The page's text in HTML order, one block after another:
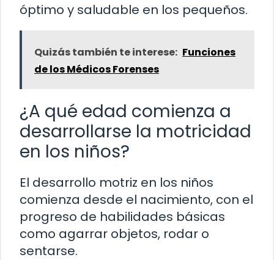
óptimo y saludable en los pequeños.
Quizás también te interese: Funciones
de los Médicos Forenses
¿A qué edad comienza a
desarrollarse la motricidad
en los niños?
El desarrollo motriz en los niños
comienza desde el nacimiento, con el
progreso de habilidades básicas
como agarrar objetos, rodar o
sentarse.